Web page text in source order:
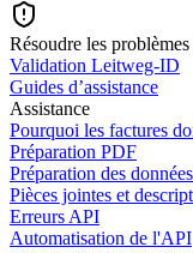
Résoudre les
Validation Leitweg-ID
Guides d’assistance
Assistance
Pourquoi les factures
Préparation PDF
Préparation des
Pièces jointes et
Erreurs API
Automatisation de l'API